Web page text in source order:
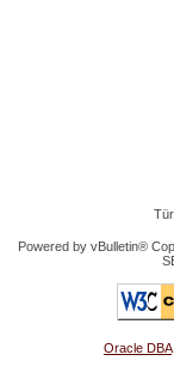
Powered by vBulletin®
Oracle DBA